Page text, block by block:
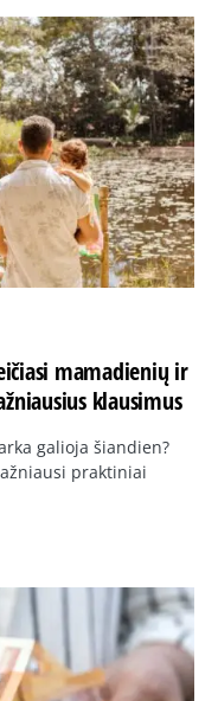
mamadienių ir
klausimus
galioja šiandien?
praktiniai